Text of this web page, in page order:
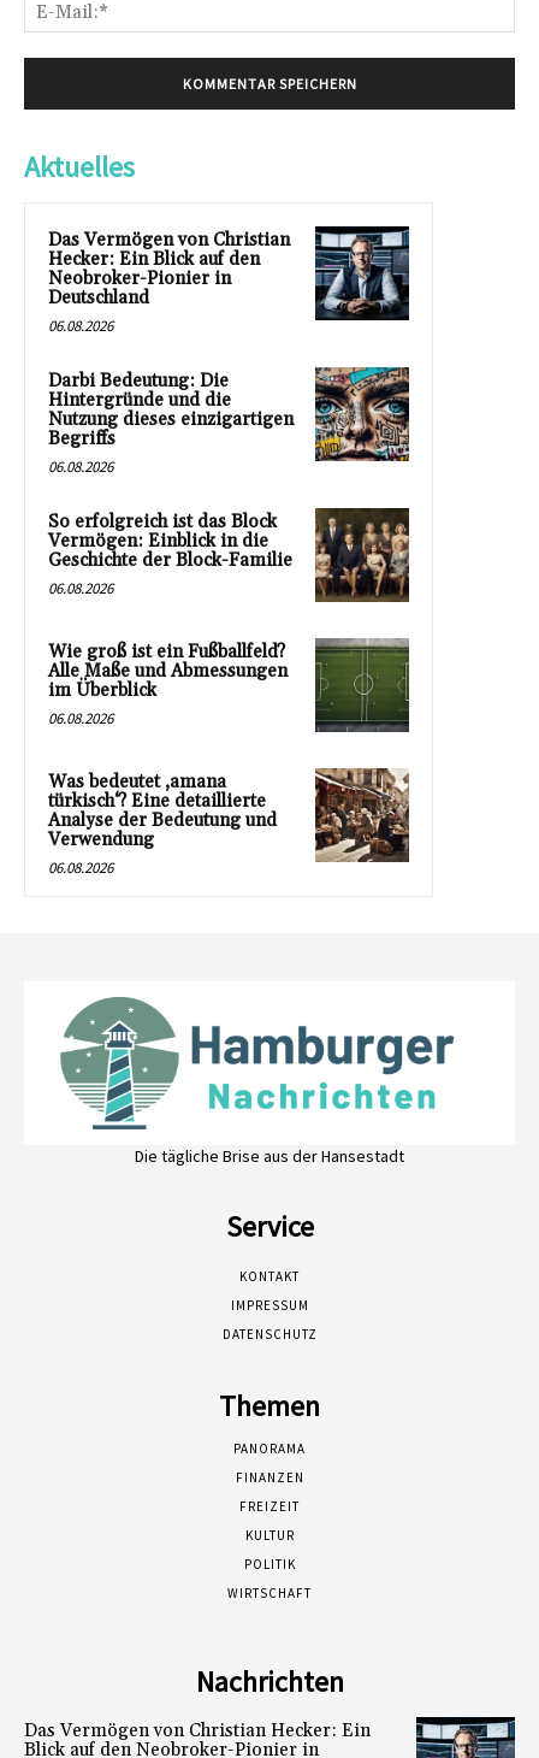
Aktuelles
Das Vermögen von Christian
Hecker: Ein Blick auf den
Neobroker-Pionier in
Deutschland
06.08.2026
Darbi Bedeutung: Die
Hintergründe und die
Nutzung dieses einzigartigen
Begriffs
06.08.2026
So erfolgreich ist das Block
Vermögen: Einblick in die
Geschichte der Block-Familie
06.08.2026
Wie groß ist ein Fußballfeld?
Alle Maße und Abmessungen
im Überblick
06.08.2026
Was bedeutet ‚amana
türkisch‘? Eine detaillierte
Analyse der Bedeutung und
Verwendung
06.08.2026
Die tägliche Brise aus der Hansestadt
Service
KONTAKT
IMPRESSUM
DATENSCHUTZ
Themen
PANORAMA
FINANZEN
FREIZEIT
KULTUR
POLITIK
WIRTSCHAFT
Nachrichten
Das Vermögen von Christian Hecker: Ein
Blick auf den Neobroker-Pionier in